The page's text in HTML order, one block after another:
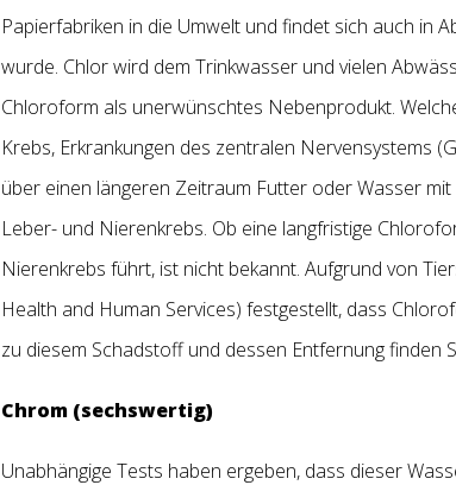
Papierfabriken in die Umwelt und findet sich auch in
wurde. Chlor wird dem Trinkwasser und vielen
Chloroform als unerwünschtes Nebenprodukt.
Krebs, Erkrankungen des zentralen Nervensystems
über einen längeren Zeitraum Futter oder Wasser
Leber- und Nierenkrebs. Ob eine langfristige
Nierenkrebs führt, ist nicht bekannt. Aufgrund von
Health and Human Services) festgestellt, dass
zu diesem Schadstoff und dessen Entfernung finden
Chrom (sechswertig)
Unabhängige Tests haben ergeben, dass dieser